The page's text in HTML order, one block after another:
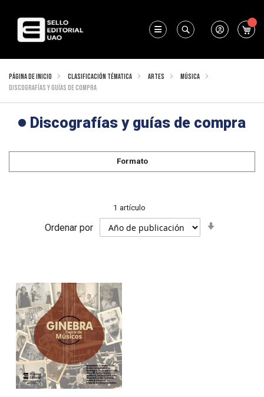
Buscar
Mi
Página de inicio Clasificación Tématica Artes
Música
Discografías y guías de compra
Discografías y guías de compra
1 artículo
Ordenar por
Formato